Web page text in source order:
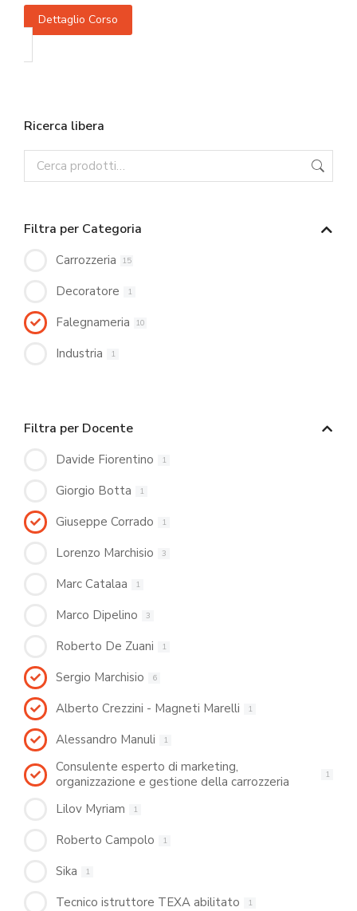
Dettaglio Corso
Ricerca libera
Filtra per Categoria
Carrozzeria 15
Decoratore 1
Falegnameria 10
Industria 1
Filtra per Docente
Davide Fiorentino 1
Giorgio Botta 1
Giuseppe Corrado 1
Lorenzo Marchisio 3
Marc Catalaa 1
Marco Dipelino 3
Roberto De Zuani 1
Sergio Marchisio 6
Alberto Crezzini - Magneti Marelli 1
Alessandro Manuli 1
Consulente esperto di marketing,
organizzazione e gestione della carrozzeria
1
Lilov Myriam 1
Roberto Campolo 1
Sika 1
Tecnico istruttore TEXA abilitato 1